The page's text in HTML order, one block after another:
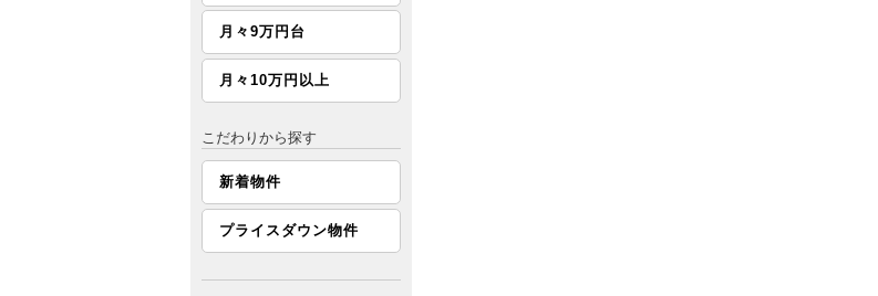
月々9万円台
月々10万円以上
こだわりから探す
新着物件
プライスダウン物件